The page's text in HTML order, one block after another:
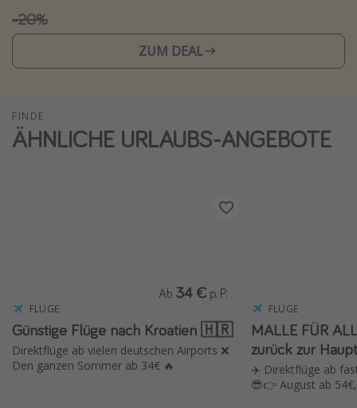
Reisethemen
Wellnessurlaub
Roadtrips
Wochenendtrip
Hotels am Achensee
Weitere Themen
-20%
ZUM DEAL
FINDE
ÄHNLICHE URLAUBS-ANGEBOTE
FLÜGE
Günstige Flüge nach Kroatien 🇭🇷
Direktflüge ab vielen deutschen Airports ❌
Den ganzen Sommer ab 34€ 🔥
Ab 34 € p. P.
FLÜGE
MALLE FÜR
zurück zur
✈️ Direktflüge ab
😎👉 August ab